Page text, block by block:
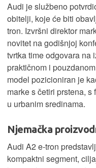
Audi je službeno
obitelji, koje će biti
tron. Izvršni direktor
novitet na godišnjoj
tvrtka time odgovara na
praktičnom i
model pozicioniran je
marke s četiri prstena,
u urbanim sredinama.
Njemačka
Audi A2 e-tron
kompaktni segment,